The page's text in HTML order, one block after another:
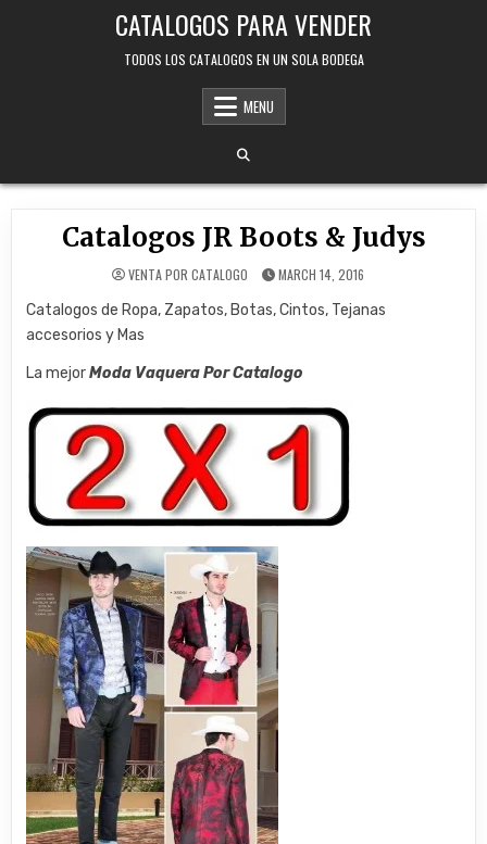
CATALOGOS PARA VENDER
TODOS LOS CATALOGOS EN UN SOLA BODEGA
MENU
Catalogos JR Boots & Judys
VENTA POR CATALOGO
MARCH 14, 2016
Catalogos de Ropa, Zapatos, Botas, Cintos, Tejanas
accesorios y Mas
La mejorModa Vaquera Por Catalogo